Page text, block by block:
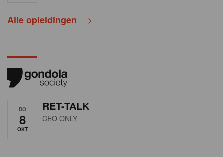
Alle opleidingen
DO
8
OKT
RET-TALK
CEO ONLY